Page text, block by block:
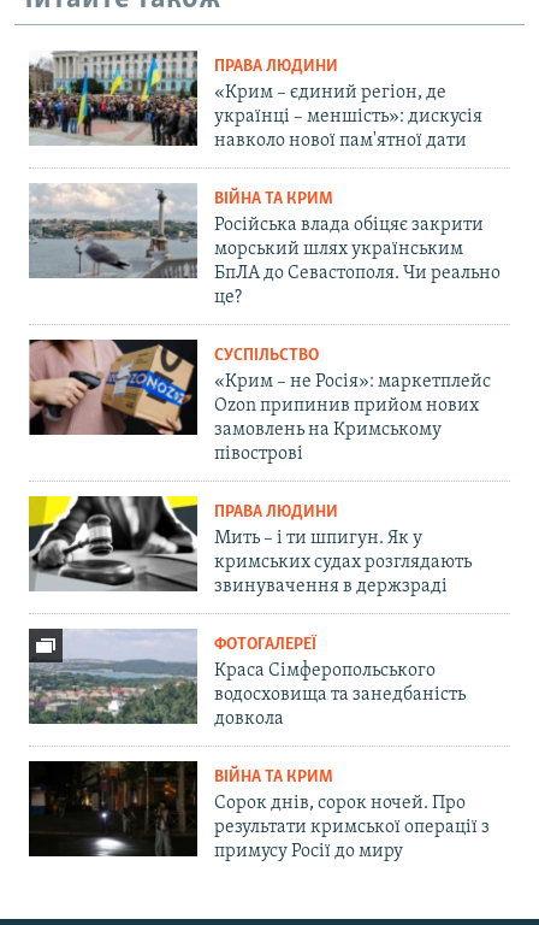
ПРАВА ЛЮДИНИ
«Крим – єдиний регіон, де
українці – меншість»: дискусія
навколо нової пам'ятної дати
ВІЙНА ТА КРИМ
Російська влада обіцяє закрити
морський шлях українським
БпЛА до Севастополя. Чи реально
це?
СУСПІЛЬСТВО
«Крим – не Росія»: маркетплейс
Ozon припинив прийом нових
замовлень на Кримському
півострові
ПРАВА ЛЮДИНИ
Мить – і ти шпигун. Як у
кримських судах розглядають
звинувачення в держзраді
ФОТОГАЛЕРЕЇ
Краса Сімферопольського
водосховища та занедбаність
довкола
ВІЙНА ТА КРИМ
Сорок днів, сорок ночей. Про
результати кримської операції з
примусу Росії до миру